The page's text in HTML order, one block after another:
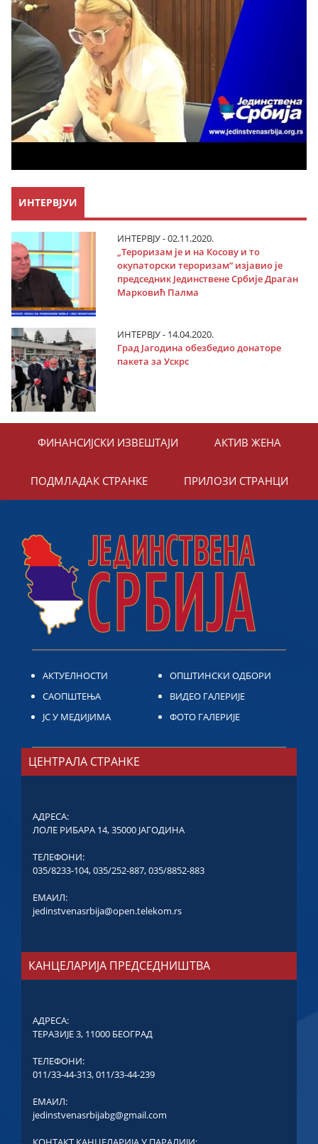
ИНТЕРВЈУИ
ИНТЕРВЈУ - 02.11.2020.
„Тероризам је и на Косову и то
окупаторски тероризам“ изјавио је
председник Јединствене Србије Драган
Марковић Палма
ИНТЕРВЈУ - 14.04.2020.
Град Јагодина обезбедио донаторе
пакета за Ускрс
ФИНАНСИЈСКИ ИЗВЕШТАЈИ АКТИВ ЖЕНА
ПОДМЛАДАК СТРАНКЕ ПРИЛОЗИ СТРАНЦИ
АКТУЕЛНОСТИ
САОПШТЕЊА
ЈС У МЕДИЈИМА
ОПШТИНСКИ ОДБОРИ
ВИДЕО ГАЛЕРИЈЕ
ФОТО ГАЛЕРИЈЕ
ЦЕНТРАЛА СТРАНКЕ
АДРЕСА:
ЛОЛЕ РИБАРА 14, 35000 ЈАГОДИНА
ТЕЛЕФОНИ:
035/8233-104,035/252-887,035/8852-883
ЕМАИЛ:
jedinstvenasrbija@open.telekom.rs
КАНЦЕЛАРИЈА ПРЕДСЕДНИШТВА
АДРЕСА:
ТЕРАЗИЈЕ 3, 11000 БЕОГРАД
ТЕЛЕФОНИ:
011/33-44-313,011/33-44-239
ЕМАИЛ:
jedinstvenasrbijabg@gmail.com